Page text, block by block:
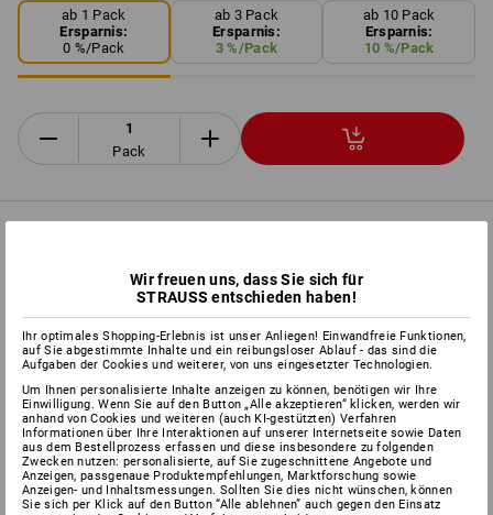
ab 1 Pack
Ersparnis:
0 %/Pack
ab 3 Pack
Ersparnis:
3 %/Pack
ab 10 Pack
Ersparnis:
10 %/Pack
Pack
BESCHREIBUNG
für Holzbau, Treppenbau, Aufdachdämmungen und andere
deutliche Reduzierung der Spaltwirkung
Schaftfräser senkt das Einschraubdrehmoment erheblich
Fräsrippen für bündigen Sitz des Schraubenkopf
integrierte Schneidkante
Spitze mit Fräsrippen
Wir freuen uns, dass Sie sich für
STRAUSS entschieden haben!
Ihr optimales Shopping-Erlebnis ist unser Anliegen! Einwandfreie Funktionen,
auf Sie abgestimmte Inhalte und ein reibungsloser Ablauf - das sind die
Aufgaben der Cookies und weiterer, von uns eingesetzter Technologien.
Um Ihnen personalisierte Inhalte anzeigen zu können, benötigen wir Ihre
Einwilligung. Wenn Sie auf den Button „Alle akzeptieren“ klicken, werden wir
anhand von Cookies und weiteren (auch KI-gestützten) Verfahren
Informationen über Ihre Interaktionen auf unserer Internetseite sowie Daten
aus dem Bestellprozess erfassen und diese insbesondere zu folgenden
Zwecken nutzen: personalisierte, auf Sie zugeschnittene Angebote und
Anzeigen, passgenaue Produktempfehlungen, Marktforschung sowie
Anzeigen- und Inhaltsmessungen. Sollten Sie dies nicht wünschen, können
Sie sich per Klick auf den Button “Alle ablehnen” auch gegen den Einsatz